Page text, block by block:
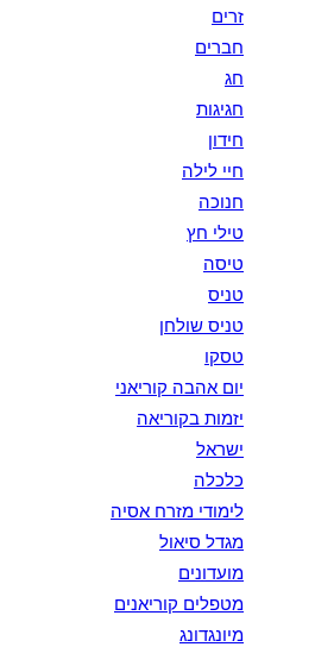
זרים
חברים
חג
חגיגות
חידון
חיי לילה
חנוכה
טילי חץ
טיסה
טניס
טניס שולחן
טסקו
יום אהבה קוריאני
יזמות בקוריאה
ישראל
כלכלה
לימודי מזרח אסיה
מגדל סיאול
מועדונים
מטפלים קוריאנים
מיונגדונג